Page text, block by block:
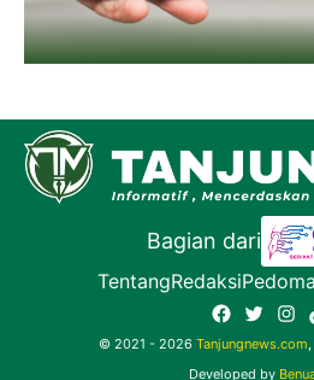
Bagian dari
TentangRedaksi
Facebook
Twitter
© 2021 - 2026 Tanjungnews.com
Developed by